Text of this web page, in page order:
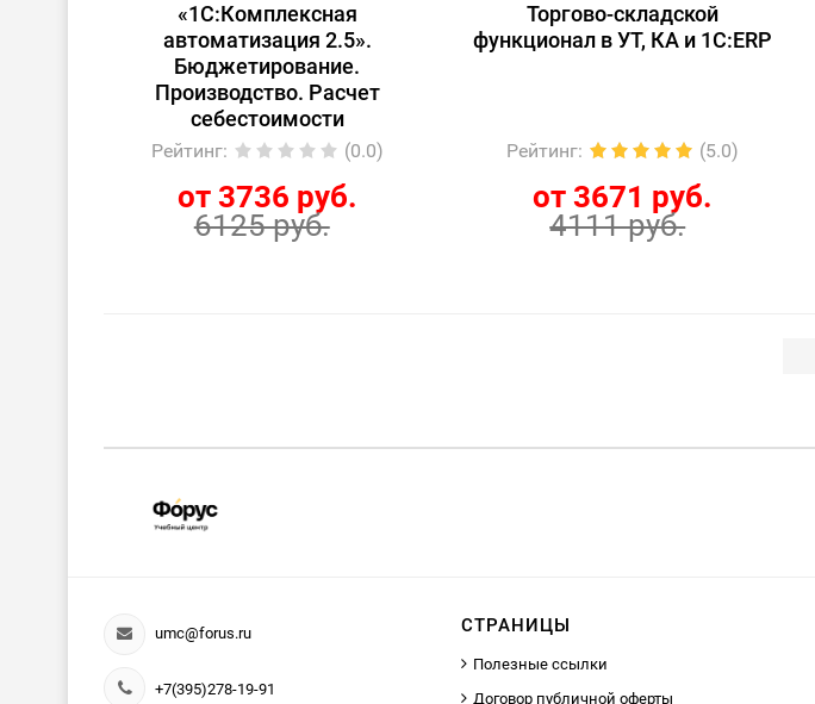
«1С:Комплексная
автоматизация 2.5».
Бюджетирование.
Производство. Расчет
себестоимости
Рейтинг: (0.0)
от 3736 руб.
6125 руб.
Торгово-складской
функционал в УТ, КА и 1С:ERP
Рейтинг: (5.0)
от 3671 руб.
4111 руб.
umc@forus.ru
+7(395)278-19-91
СТРАНИЦЫ
Полезные ссылки
Договор публичной оферты